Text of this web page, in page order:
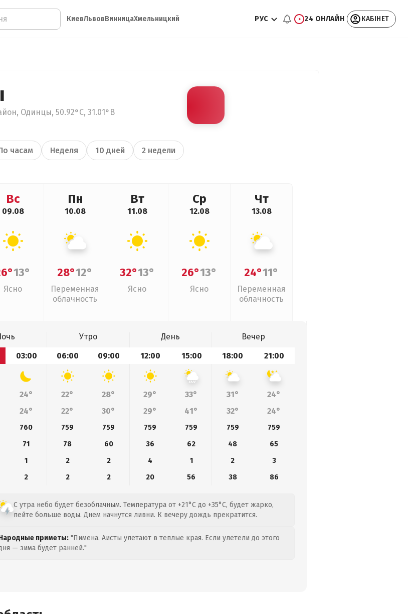
КиевЛьвовВинницаХмельницкий РУС 24 ОНЛАЙН КАБІНЕТ
Одинцы, 50.92°С, 31.01°В
часам Неделя 10 дней 2 недели
Вс
09.08
13°
Ясно
Пн
10.08
28°12°
Переменная
облачность
Вт
11.08
32°13°
Ясно
Ср
12.08
26°13°
Ясно
Чт
13.08
24°11°
Переменная
облачность
Утро День
Вечер
03:00 06:00 09:00 12:00 15:00 18:00 21:00
24° 22° 28° 29° 33° 31°
24°
24° 22° 30° 29° 41° 32° 24°
760 759 759 759 759 759
759
71 78 60 36 62 48
65
1 2 2 4 1 2
3
2 2 2 20 56 38 86
С утра небо будет безоблачным. Температура от +21°C до +35°C, будет жарко,
пейте больше воды. Днем начнутся ливни. К вечеру дождь прекратится.
приметы: "Пимена. Аисты улетают в теплые края. Если улетели до этого
— зима будет ранней."